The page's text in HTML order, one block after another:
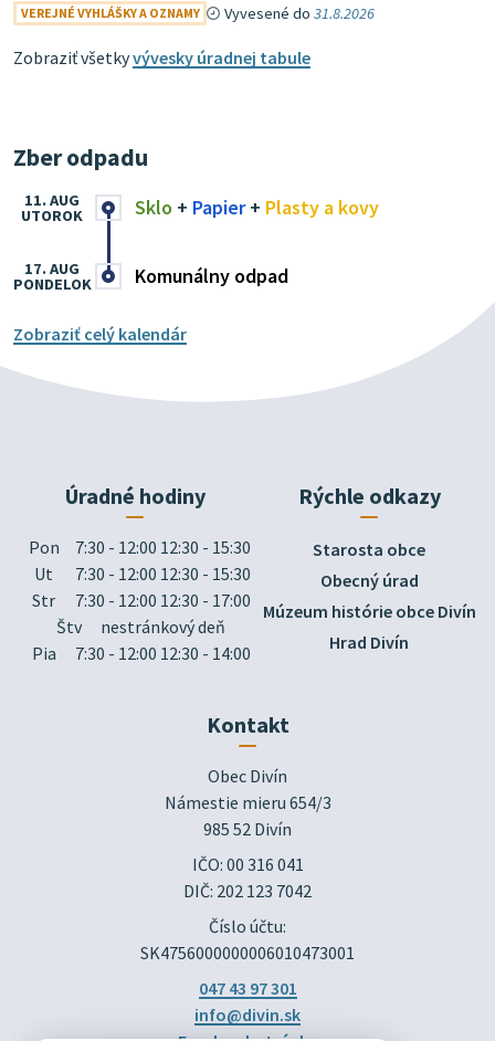
VEREJNÉ VYHLÁŠKY A OZNAMY Vyvesené do31.8.2026
Zobraziť všetkyvývesky úradnej tabule
Zber odpadu
Sklo + Papier+ Plasty a kovy
11. AUG
UTOROK
Komunálny odpad
17. AUG
PONDELOK
Zobraziť celý kalendár
Úradné hodiny
Pon
7:30 - 12:00 12:30 - 15:30
Ut
7:30 - 12:00 12:30 - 15:30
Str
7:30 - 12:00 12:30 - 17:00
Štv
nestránkový deň
Pia
7:30 - 12:00 12:30 - 14:00
Rýchle odkazy
Starosta obce
Obecný úrad
Múzeum histórie obce Divín
Hrad Divín
Kontakt
Obec Divín
Námestie mieru 654/3
985 52 Divín
IČO: 00 316 041
DIČ: 202 123 7042
Číslo účtu:
SK4756000000006010473001
047 43 97 301
info@divin.sk